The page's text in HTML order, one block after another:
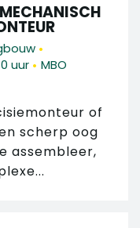
•
uur • MBO
of
scherp oog
assembleer,